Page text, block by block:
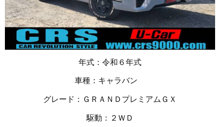
年式：令和６年式
車種：キャラバン
グレード：ＧＲＡＮＤプレミアムＧＸ
駆動：２ＷＤ